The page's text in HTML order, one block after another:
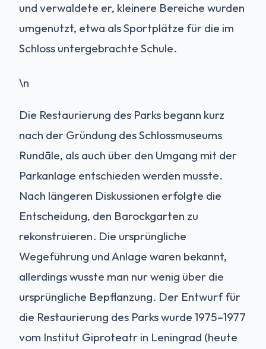
und verwaldete er, kleinere Bereiche wurden
umgenutzt, etwa als Sportplätze für die im
Schloss untergebrachte Schule.
\n
Die Restaurierung des Parks begann kurz
nach der Gründung des Schlossmuseums
Rundāle, als auch über den Umgang mit der
Parkanlage entschieden werden musste.
Nach längeren Diskussionen erfolgte die
Entscheidung, den Barockgarten zu
rekonstruieren. Die ursprüngliche
Wegeführung und Anlage waren bekannt,
allerdings wusste man nur wenig über die
ursprüngliche Bepflanzung. Der Entwurf für
die Restaurierung des Parks wurde 1975–1977
vom Institut Giproteatr in Leningrad (heute